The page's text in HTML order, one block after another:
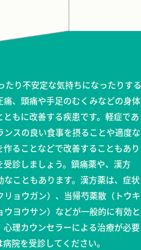
り不安定な気持ちになったりする
、頭痛や手足のむくみなどの身体
もに改善する疾患です。軽症であ
スの良い食事を摂ることや適度な
ることなどで改善することもあり
診しましょう。鎮痛薬や、漢方
こともあります。漢方薬は、症状
ョウガン）、当帰芍薬散（トウキ
ヨウサン）などが一般的に有効と
理カウンセラーによる治療が必要
院を受診してください。